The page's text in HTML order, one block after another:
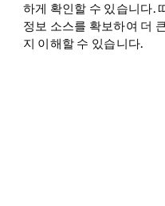
하게 확인할 수 있습니다.
정보 소스를 확보하여 더
지 이해할 수 있습니다.